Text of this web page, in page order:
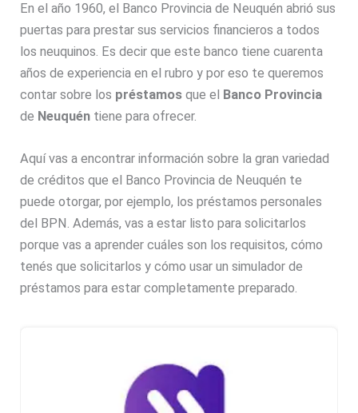
En el año 1960, el Banco Provincia de Neuquén abrió sus
puertas para prestar sus servicios financieros a todos
los neuquinos. Es decir que este banco tiene cuarenta
años de experiencia en el rubro y por eso te queremos
contar sobre los préstamos que el
Banco Provincia
de Neuquén tiene para ofrecer.
Aquí vas a encontrar información sobre la gran variedad
de créditos que el Banco Provincia de Neuquén te
puede otorgar, por ejemplo, los préstamos personales
del BPN. Además, vas a estar listo para solicitarlos
porque vas a aprender cuáles son los requisitos, cómo
tenés que solicitarlos y cómo usar un simulador de
préstamos para estar completamente preparado.